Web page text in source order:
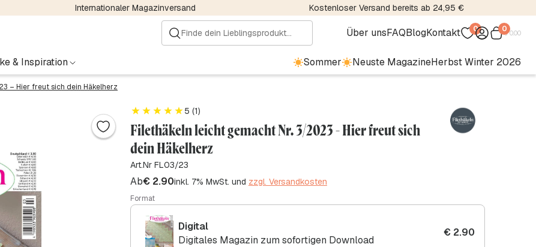
Internationaler Magazinversand Kostenloser Versand bereits ab 24,95 €
Über unsFAQBlogKontakt 0 0€0.00
& Inspiration Sommer Neuste MagazineHerbst Winter 2026
– Hier freut sich dein Häkelherz
5 (1)
Filethäkeln leicht gemacht Nr. 3/2023 - Hier freut sich
dein Häkelherz
Art.Nr FL03/23
Ab€2.90inkl. 7% MwSt. und zzgl. Versandkosten
Format
Digital
Digitales Magazin zum sofortigen Download
€2.90